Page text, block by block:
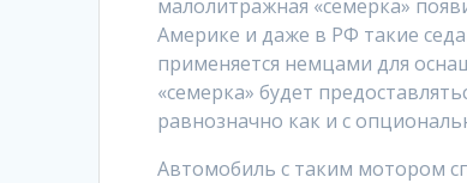
малолитражная «семерка»
Америке и даже в РФ такие
применяется немцами для
«семерка» будет
равнозначно как и с
Автомобиль с таким мотором